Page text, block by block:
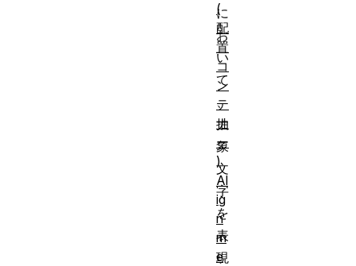
に
お
い
て
、
抽
象
文
字
を
表
現
(
配
置
コ
ン
テ
ナ
ー
)
Al
ig
n
m
e